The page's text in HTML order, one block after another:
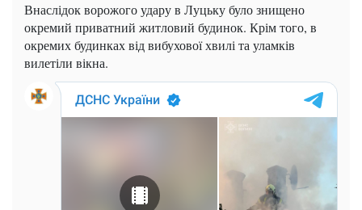
Внаслідок ворожого удару в Луцьку було знищено
окремий приватний житловий будинок. Крім того, в
окремих будинках від вибухової хвилі та уламків
вилетіли вікна.